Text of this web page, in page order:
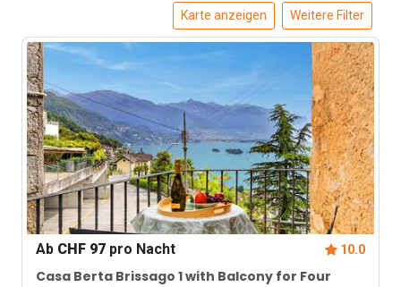
Karte anzeigen Weitere Filter
Ab CHF 97 pro Nacht 10.0
Casa Berta Brissago 1 with Balcony for Four